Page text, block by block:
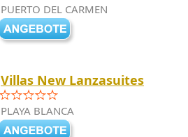
PUERTO DEL CARMEN
Villas New Lanzasuites
PLAYA BLANCA